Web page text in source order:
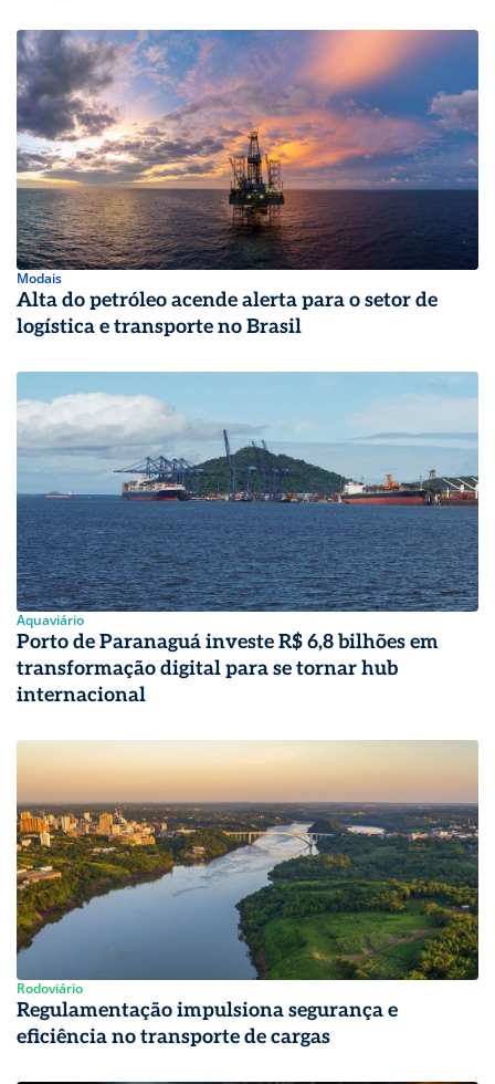
Modais
Alta do petróleo acende alerta para o setor de
logística e transporte no Brasil
Aquaviário
Porto de Paranaguá investe R$ 6,8 bilhões em
transformação digital para se tornar hub
internacional
Rodoviário
Regulamentação impulsiona segurança e
eficiência no transporte de cargas